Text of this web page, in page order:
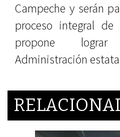
Campeche y serán
proceso integral
propone
Administración